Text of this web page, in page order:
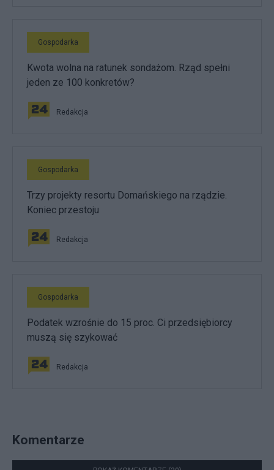
Gospodarka
Kwota wolna na ratunek sondażom. Rząd spełni
jeden ze 100 konkretów?
Redakcja
Gospodarka
Trzy projekty resortu Domańskiego na rządzie.
Koniec przestoju
Redakcja
Gospodarka
Podatek wzrośnie do 15 proc. Ci przedsiębiorcy
muszą się szykować
Redakcja
Komentarze